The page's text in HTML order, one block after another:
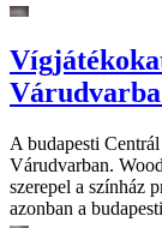
A budapesti
Várudvarban.
szerepel a színház
azonban a